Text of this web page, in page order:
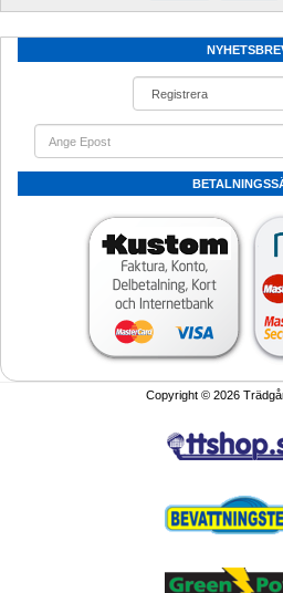
Copyright © 2026